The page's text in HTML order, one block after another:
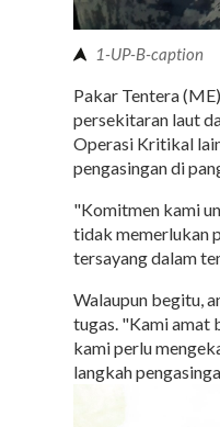
1-UP-B-caption
Pakar Tentera
persekitaran laut
Operasi Kritikal
pengasingan di
"Komitmen kami
tidak memerlukan
tersayang dalam
Walaupun begitu,
tugas. "Kami amat
kami perlu
langkah